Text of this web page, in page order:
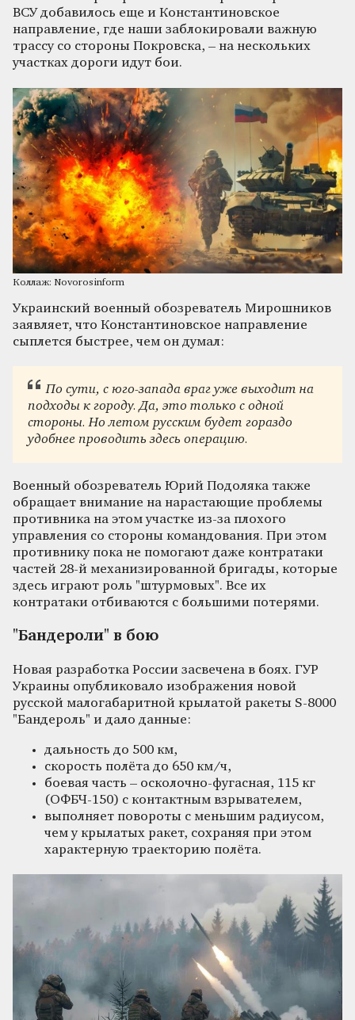
ВСУ добавилось еще и Константиновское
направление, где наши заблокировали важную
трассу со стороны Покровска, – на нескольких
участках дороги идут бои.
Коллаж: Novorosinform
Украинский военный обозреватель Мирошников
заявляет, что Константиновское направление
сыплется быстрее, чем он думал:
По сути, с юго-запада враг уже выходит на
подходы к городу. Да, это только с одной
стороны. Но летом русским будет гораздо
удобнее проводить здесь операцию.
Военный обозреватель Юрий Подоляка также
обращает внимание на нарастающие проблемы
противника на этом участке из-за плохого
управления со стороны командования. При этом
противнику пока не помогают даже контратаки
частей 28-й механизированной бригады, которые
здесь играют роль "штурмовых". Все их
контратаки отбиваются с большими потерями.
"Бандероли" в бою
Новая разработка России засвечена в боях. ГУР
Украины опубликовало изображения новой
русской малогабаритной крылатой ракеты S-8000
"Бандероль" и дало данные:
дальность до 500 км,
скорость полёта до 650 км/ч,
боевая часть – осколочно-фугасная, 115 кг
(ОФБЧ-150) с контактным взрывателем,
выполняет повороты с меньшим радиусом,
чем у крылатых ракет, сохраняя при этом
характерную траекторию полёта.